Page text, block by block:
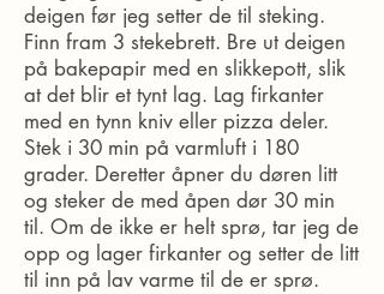
deigen før jeg setter de til steking.
Finn fram 3 stekebrett. Bre ut deigen
på bakepapir med en slikkepott, slik
at det blir et tynt lag. Lag firkanter
med en tynn kniv eller pizza deler.
Stek i 30 min på varmluft i 180
grader. Deretter åpner du døren litt
og steker de med åpen dør 30 min
til. Om de ikke er helt sprø, tar jeg de
opp og lager firkanter og setter de litt
til inn på lav varme til de er sprø.